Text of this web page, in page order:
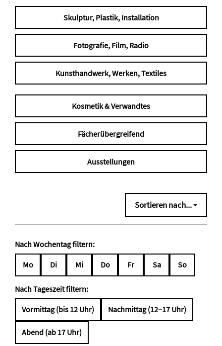
Skulptur, Plastik, Installation
Fotografie, Film, Radio
Kunsthandwerk, Werken, Textiles
Kosmetik & Verwandtes
Fächerübergreifend
Ausstellungen
Sortieren nach...
Nach Wochentag filtern:
Mo Di Mi Do Fr Sa So
Nach Tageszeit filtern:
Vormittag (bis 12 Uhr) Nachmittag (12–17 Uhr)
Abend (ab 17 Uhr)